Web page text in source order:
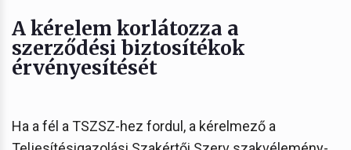
A kérelem korlátozza a
szerződési biztosítékok
érvényesítését
Ha a fél a TSZSZ-hez fordul, a kérelmező a